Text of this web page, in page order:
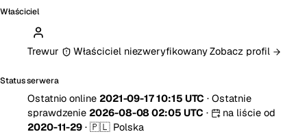
Właściciel
Trewur Właściciel niezweryfikowanyZobacz profil
Status serwera
Ostatnio online 2021-09-17 10:15 UTC · Ostatnie
sprawdzenie 2026-08-08 02:05 UTC ·
na liście od
2020-11-29 · 🇵🇱 Polska